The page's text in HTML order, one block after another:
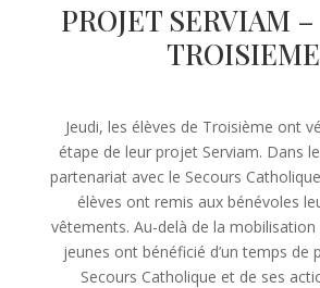
PROJET SERVIAM
TROISIEME
Jeudi, les élèves de Troisième ont
étape de leur projet Serviam. Dans
partenariat avec le Secours
élèves ont remis aux bénévoles
vêtements. Au-delà de la mobilisation
jeunes ont bénéficié d’un temps de
Secours Catholique et de ses